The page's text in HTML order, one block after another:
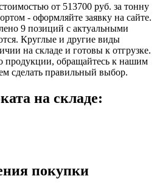
от 513700 руб. за тонну
- оформляйте заявку на сайте.
9 позиций с актуальными
Круглые и другие виды
на складе и готовы к отгрузке.
продукции, обращайтесь к нашим
сделать правильный выбор.
на складе:
покупки